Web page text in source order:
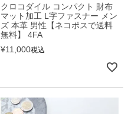
クロコダイル コンパクト 財布
マット加工 L字ファスナー メン
ズ 本革 男性【ネコポスで送料
無料】 4FA
¥11,000税込